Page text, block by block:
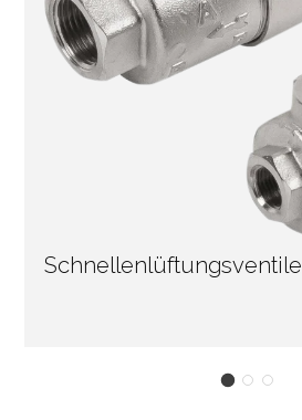
Schnellenlüftungsventile